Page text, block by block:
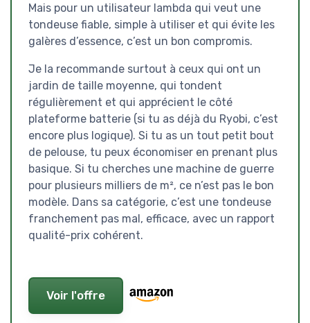
Mais pour un utilisateur lambda qui veut une
tondeuse fiable, simple à utiliser et qui évite les
galères d’essence, c’est un bon compromis.
Je la recommande surtout à ceux qui ont un
jardin de taille moyenne, qui tondent
régulièrement et qui apprécient le côté
plateforme batterie (si tu as déjà du Ryobi, c’est
encore plus logique). Si tu as un tout petit bout
de pelouse, tu peux économiser en prenant plus
basique. Si tu cherches une machine de guerre
pour plusieurs milliers de m², ce n’est pas le bon
modèle. Dans sa catégorie, c’est une tondeuse
franchement pas mal, efficace, avec un rapport
qualité-prix cohérent.
Voir l'offre